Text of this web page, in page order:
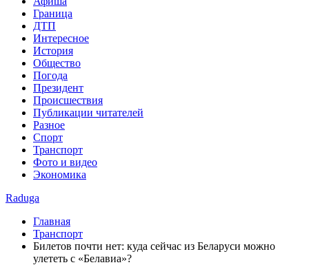
Граница
ДТП
Интересное
История
Общество
Погода
Президент
Происшествия
Публикации читателей
Разное
Спорт
Транспорт
Фото и видео
Экономика
Raduga
Главная
Транспорт
Билетов почти нет: куда сейчас из Беларуси можно
улететь с «Белавиа»?